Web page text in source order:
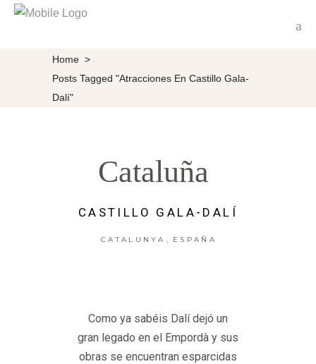
Home >
Posts Tagged "atracciones En Castillo Gala-
Dalí"
Cataluña
CASTILLO GALA-DALÍ
CATALUNYA ESPAÑA
Como ya sabéis Dalí dejó un
gran legado en el Empordà y sus
obras se encuentran esparcidas